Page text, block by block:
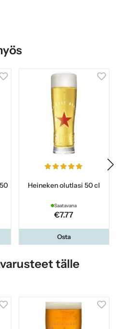
Heineken olutlasi 50 cl
Saatavana
€7.77
Osta
tälle